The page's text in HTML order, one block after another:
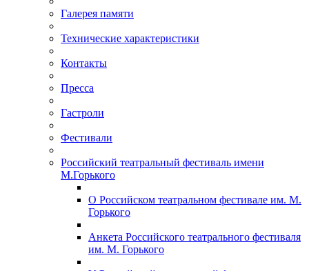
Галерея памяти
Технические характеристики
Контакты
Пресса
Гастроли
Фестивали
Российский театральный фестиваль имени
М.Горького
О Российском театральном фестивале им. М.
Горького
Анкета Российского театрального фестиваля
им. М. Горького